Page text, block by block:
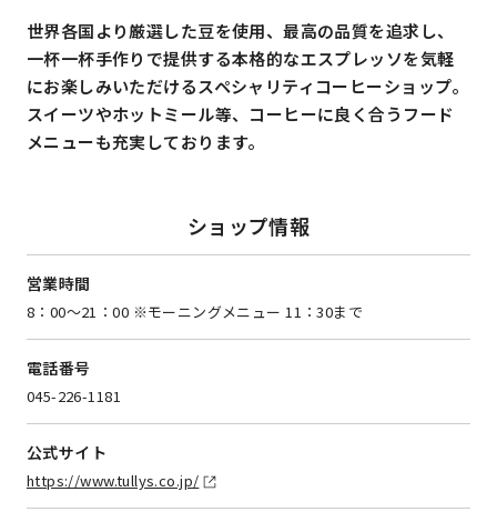
世界各国より厳選した豆を使用、最高の品質を追求し、
一杯一杯手作りで提供する本格的なエスプレッソを気軽
にお楽しみいただけるスペシャリティコーヒーショップ。
スイーツやホットミール等、コーヒーに良く合うフード
メニューも充実しております。
ショップ情報
営業時間
8：00～21：00 ※モーニングメニュー 11：30まで
電話番号
045-226-1181
公式サイト
https://www.tullys.co.jp/